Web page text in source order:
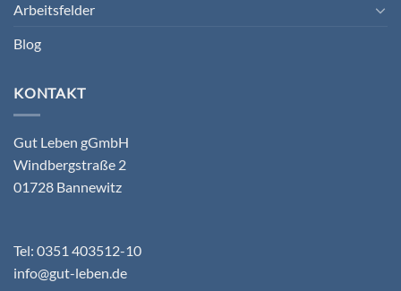
Arbeitsfelder
Blog
KONTAKT
Gut Leben gGmbH
Windbergstraße 2
01728 Bannewitz
Tel: 0351 403512-10
info@gut-leben.de